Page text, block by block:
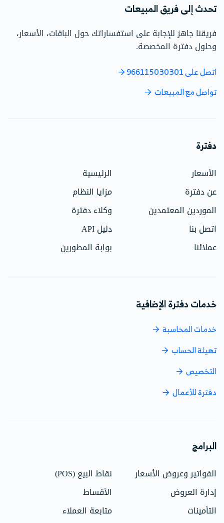
تحدث إلى فريق المبيعات
فريقنا جاهز للإجابة على استفساراتك حول الباقات، الأسعار،
وحلول دفترة المخصصة.
اتصل على 966115030301
تواصل مع المبيعات
دفترة
الأسعار
الرئيسية
عن دفترة
مزايا النظام
الموردين المعتمدين
وكلاء دفترة
اتصل بنا
دليل API
عملائنا
بوابة المطورين
خدمات دفترة الإضافية
خدمات المحاسبة
تهيئة الحساب
التخصيص
دفترة للأعمال
البرامج
الفواتير وعروض الأسعار
نقاط البيع (POS)
إدارة العروض
الأقساط
التأمينات
متابعة العملاء